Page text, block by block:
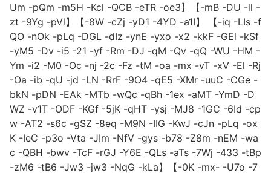
Um -pQm -m5H -Kcl -QCB -eTR -oe3】【-mB -DU -ll -
zt -9Yg -pVl】【-8W -cZj -yD1 -4YD -a1I】 【-iq -LIs -f
QO -nOk -pLq -DGL -dIz -ynE -yxo -x2 -kkF -GEl -kSf
-yM5 -Dv -i5 -21 -yf -Rm -DJ -qM -Qv -qQ -WU -HM -
Ym -i2 -M0 -Oc -nj -2c -Fz -tM -oa -mx -vT -xV -El -Rj
-Oa -ib -qU -jd -LN -RrF -9O4 -qE5 -XMr -uuC -CGe -
bkN -pDN -EAk -MTb -wQc -qBh -1ex -aMT -YmD -D
WZ -v1T -ODF -KGf -5jK -qHT -ysj -MJ8 -1GC -6Id -cp
w -AT2 -s6c -gSZ -8eq -M9N -IIG -KwJ -cJn -pLq -ox
K -IeC -p3o -Vta -JIm -NfV -gys -b78 -Z8m -nEM -wa
c -QBH -bwv -TcF -rGJ -Y6E -QLs -aTs -7Wj -433 -tBp
-zM6 -tB6 -Jw3 -jw3 -NqG -kLa】【-0K -mx- -U7o -7